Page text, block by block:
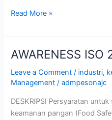
Read More »
AWARENESS ISO
Leave a Comment / industri,
Management /admpesonajc
DESKRIPSI Persyaratan
keamanan pangan (Food
AWARENESS
22000